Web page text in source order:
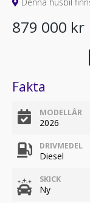
879 000 kr
Fakta
MODELLÅR
2026
DRIVMEDEL
Diesel
SKICK
Ny